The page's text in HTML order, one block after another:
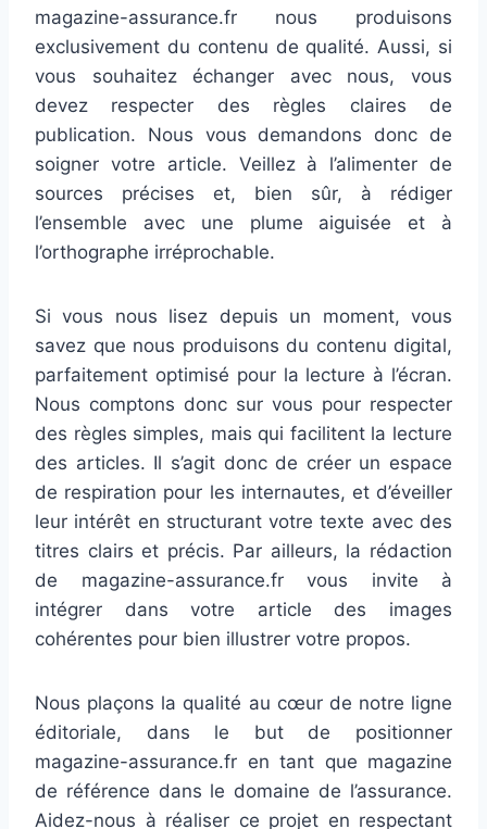
magazine-assurance.fr nous produisons
exclusivement du contenu de qualité. Aussi, si
vous souhaitez échanger avec nous, vous
devez respecter des règles claires de
publication. Nous vous demandons donc de
soigner votre article. Veillez à l’alimenter de
sources précises et, bien sûr, à rédiger
l’ensemble avec une plume aiguisée et à
l’orthographe irréprochable.
Si vous nous lisez depuis un moment, vous
savez que nous produisons du contenu digital,
parfaitement optimisé pour la lecture à l’écran.
Nous comptons donc sur vous pour respecter
des règles simples, mais qui facilitent la lecture
des articles. Il s’agit donc de créer un espace
de respiration pour les internautes, et d’éveiller
leur intérêt en structurant votre texte avec des
titres clairs et précis. Par ailleurs, la rédaction
de magazine-assurance.fr vous invite à
intégrer dans votre article des images
cohérentes pour bien illustrer votre propos.
Nous plaçons la qualité au cœur de notre ligne
éditoriale, dans le but de positionner
magazine-assurance.fr en tant que magazine
de référence dans le domaine de l’assurance.
Aidez-nous à réaliser ce projet en respectant